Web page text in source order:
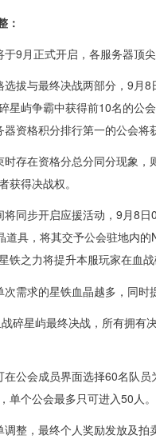
：
于9月正式开启，各服务器顶
选拔与最终决战两部分，9月
星屿争霸中获得前10名的公
资格积分排行第一的公会将
时存在资格分总分同分现象
获得决战权。
将同步开启应援活动，9月8
道具，将其交予公会驻地内
铁之力将提升本服玩家在血战
需求的星铁血晶越多，同时
碎星屿最终决战，所有拥
在公会成员界面选择60名队
个公会最多只可进入50人。
整，最终个人奖励发放及拍